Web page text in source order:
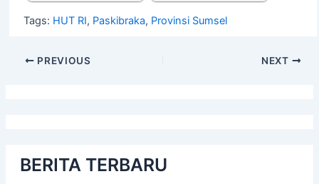
Tags: HUT RI, Paskibraka, Provinsi Sumsel
PREVIOUS NEXT
BERITA TERBARU